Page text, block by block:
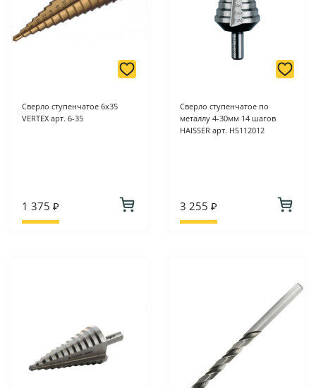
Сверло ступенчатое 6х35
VERTEX арт. 6-35
1 375 ₽
Сверло ступенчатое по
металлу 4-30мм 14 шагов
HAISSER арт. HS112012
3 255 ₽